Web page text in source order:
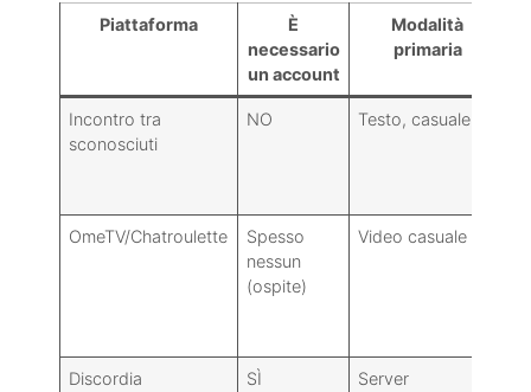
Piattaforma
È
necessario
un account
Modalità
primaria
Incontro tra
sconosciuti
NO Testo, casuale 1:1
OmeTV/Chatroulette
Spesso
nessun
(ospite)
Video casuale
Discordia SÌ
Server